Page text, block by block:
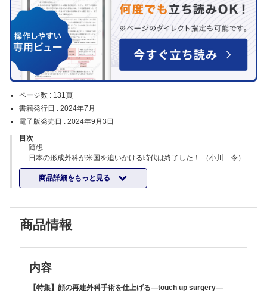
ページ数 : 131頁
書籍発行日 : 2024年7月
電子版発売日 : 2024年9月3日
目次
随想
日本の形成外科が米国を追いかける時代は終了した！ （小川 令）
特集 顔の再建外科手術を仕上げる―touch up surgery―
企画にあたって （元村尚嗣）
中顔面切除の一期的再建手術を仕上げる （石田勝大）
口角を含む頬部全層欠損の再建外科手術を仕上げる―touch up
surgery― （牧口貴哉 ほか）
（力丸由起子 ほか）
顔面広範囲欠損再建に対するtouch up surgery （元村尚嗣 ほか）
コラム：編集委員長コラム［第59回］ （細川 亙）
商品詳細をもっと見る
商品情報
内容
【特集】顔の再建外科手術を仕上げる―touch up surgery―